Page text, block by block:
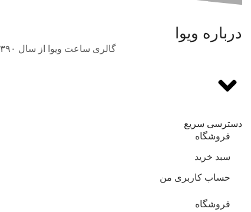
درباره ویوا
گالری ساعت ویوا از سال ۱۳۹۰ فعالیت خود را در حوزه فروش انواع برندهای بین‌المللی و اورجینال ساعت مچی با بهترین قیمت آغاز نمود.
دسترسی سریع
فروشگاه
سبد خرید
حساب کاربری من
فروشگاه